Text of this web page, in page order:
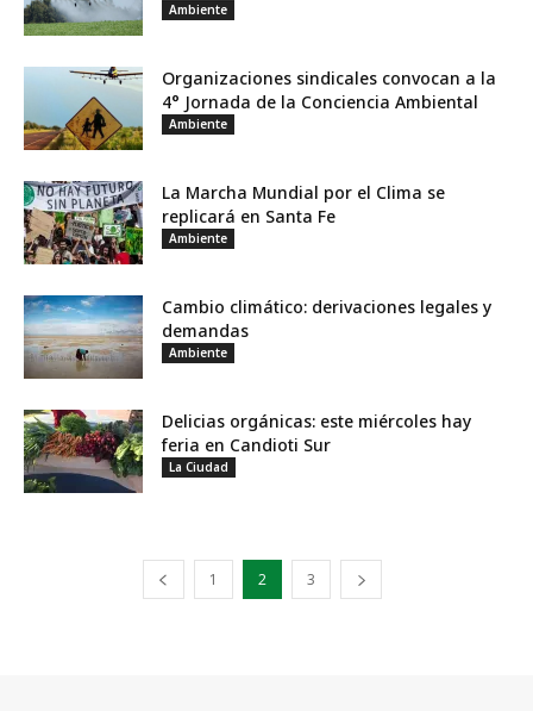
Ambiente
Organizaciones sindicales convocan a la
4° Jornada de la Conciencia Ambiental
Ambiente
La Marcha Mundial por el Clima se
replicará en Santa Fe
Ambiente
Cambio climático: derivaciones legales y
demandas
Ambiente
Delicias orgánicas: este miércoles hay
feria en Candioti Sur
La Ciudad
1 2 3